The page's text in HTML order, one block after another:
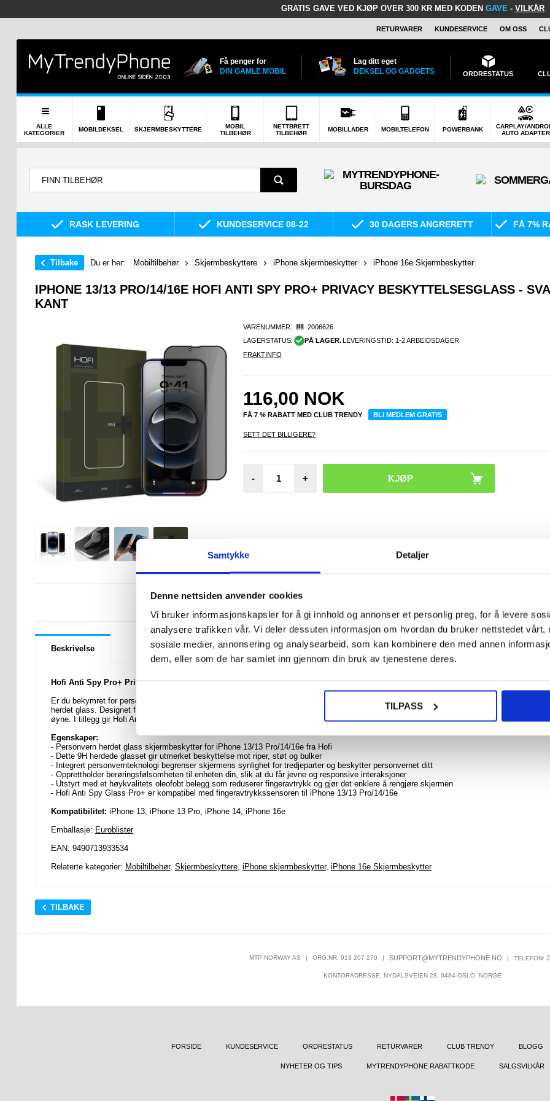
Samtykke Detaljer
Denne nettsiden anvender cookies
Vi bruker informasjonskapsler for å gi innhold og annonser et personlig preg, for å levere
analysere trafikken vår. Vi deler dessuten informasjon om hvordan du bruker nettstedet vårt,
sosiale medier, annonsering og analysearbeid, som kan kombinere den med annen
dem, eller som de har samlet inn gjennom din bruk av tjenestene deres.
TILPASS
GRATIS GAVE VED KJØP OVER 300 KR MED KODEN GAVE- VILKÅR
RETURVARER KUNDESERVICE OM OSS
Få penger for
DIN GAMLE MOBIL
Lag ditt eget
DEKSEL OG GADGETS
ORDRESTATUS
ALLE
KATEGORIER
MOBILDEKSEL SKJERMBESKYTTERE
MOBIL
TILBEHØR
NETTBRETT
TILBEHØR
MOBILLADER MOBILTELEFON POWERBANK
CARPLAY/
AUTO ADAPTER
RASK LEVERING KUNDESERVICE 08-22 30 DAGERS ANGRERETT FÅ 7%
Tilbake Du er her: Mobiltilbehør Skjermbeskyttere iPhone skjermbeskytter iPhone 16e Skjermbeskytter
IPHONE 13/13 PRO/14/16E HOFI ANTI SPY PRO+ PRIVACY BESKYTTELSESGLASS -
KANT
VARENUMMER:
2006626
LAGERSTATUS:
PÅ LAGER.
LEVERINGSTID: 1-2 ARBEIDSDAGER
FRAKTINFO
116,00 NOK
FÅ 7 % RABATT MED CLUB TRENDY BLI MEDLEM GRATIS
SETT DET BILLIGERE?
- +
LURER DU PÅ NOE? SPØR OSS!
Beskrivelse
Hofi Anti Spy Pro+ Privacy Skjermbeskytter i Herdet Glass til iPhone 13, iPhone 13 Pro, iPhone 14, iPhone 16e
Er du bekymret for personvernet ditt mens du bruker iPhone 13/13 Pro/14/16e i offentligheten? Søk ikke lenger enn Hofi Anti Spy Glass Pro+
herdet glass. Designet for brukere som prioriterer personvern, sørger denne innovative løsningen for at skjermen din forblir skjult for
øyne. I tillegg gir Hofi Anti Spy Glass Pro+ overlegen beskyttelse mot skader, takket være sin hardhet på 9H.
Egenskaper:
- Personvern herdet glass skjermbeskytter for iPhone 13/13 Pro/14/16e fra Hofi
- Dette 9H herdede glasset gir utmerket beskyttelse mot riper, støt og bulker
- Integrert personvernteknologi begrenser skjermens synlighet for tredjeparter og beskytter personvernet ditt
- Opprettholder berøringsfølsomheten til enheten din, slik at du får jevne og responsive interaksjoner
- Utstyrt med et høykvalitets oleofobt belegg som reduserer fingeravtrykk og gjør det enklere å rengjøre skjermen
- Hofi Anti Spy Glass Pro+ er kompatibel med fingeravtrykkssensoren til iPhone 13/13 Pro/14/16e
Kompatibilitet: iPhone 13, iPhone 13 Pro, iPhone 14, iPhone 16e
Emballasje: Euroblister
EAN: 9490713933534
Relaterte kategorier: Mobiltilbehør, Skjermbeskyttere, iPhone skjermbeskytter, iPhone 16e Skjermbeskytter
TILBAKE
MTP NORWAY AS | ORG.NR. 913 207 270 | SUPPORT@MYTRENDYPHONE.NO | TELEFON:
KONTORADRESSE: NYDALSVEIEN 28, 0484 OSLO, NORGE
FORSIDE KUNDESERVICE ORDRESTATUS RETURVARER CLUB TRENDY BLOGG
NYHETER OG TIPS MYTRENDYPHONE RABATTKODE SALGSVILKÅR